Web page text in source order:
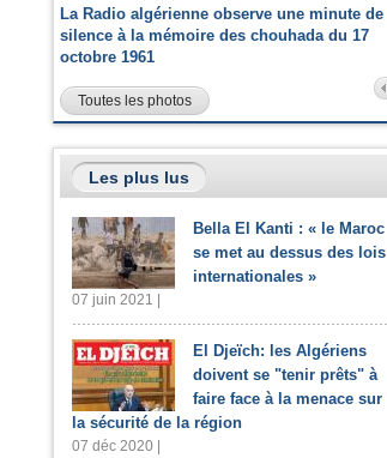
La Radio algérienne observe une minute de
silence à la mémoire des chouhada du 17
octobre 1961
Toutes les photos
Les plus lus
Bella El Kanti : « le Maroc
se met au dessus des lois
internationales »
07 juin 2021 |
El Djeïch: les Algériens
doivent se "tenir prêts" à
faire face à la menace sur
la sécurité de la région
07 déc 2020 |